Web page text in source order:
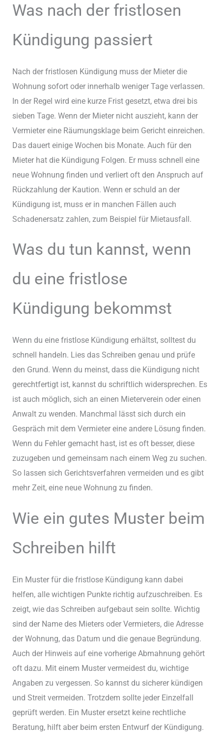
Was nach der fristlosen
Kündigung passiert
Nach der fristlosen Kündigung muss der Mieter die
Wohnung sofort oder innerhalb weniger Tage verlassen.
In der Regel wird eine kurze Frist gesetzt, etwa drei bis
sieben Tage. Wenn der Mieter nicht auszieht, kann der
Vermieter eine Räumungsklage beim Gericht einreichen.
Das dauert einige Wochen bis Monate. Auch für den
Mieter hat die Kündigung Folgen. Er muss schnell eine
neue Wohnung finden und verliert oft den Anspruch auf
Rückzahlung der Kaution. Wenn er schuld an der
Kündigung ist, muss er in manchen Fällen auch
Schadenersatz zahlen, zum Beispiel für Mietausfall.
Was du tun kannst, wenn
du eine fristlose
Kündigung bekommst
Wenn du eine fristlose Kündigung erhältst, solltest du
schnell handeln. Lies das Schreiben genau und prüfe
den Grund. Wenn du meinst, dass die Kündigung nicht
gerechtfertigt ist, kannst du schriftlich widersprechen. Es
ist auch möglich, sich an einen Mieterverein oder einen
Anwalt zu wenden. Manchmal lässt sich durch ein
Gespräch mit dem Vermieter eine andere Lösung finden.
Wenn du Fehler gemacht hast, ist es oft besser, diese
zuzugeben und gemeinsam nach einem Weg zu suchen.
So lassen sich Gerichtsverfahren vermeiden und es gibt
mehr Zeit, eine neue Wohnung zu finden.
Wie ein gutes Muster beim
Schreiben hilft
Ein Muster für die fristlose Kündigung kann dabei
helfen, alle wichtigen Punkte richtig aufzuschreiben. Es
zeigt, wie das Schreiben aufgebaut sein sollte. Wichtig
sind der Name des Mieters oder Vermieters, die Adresse
der Wohnung, das Datum und die genaue Begründung.
Auch der Hinweis auf eine vorherige Abmahnung gehört
oft dazu. Mit einem Muster vermeidest du, wichtige
Angaben zu vergessen. So kannst du sicherer kündigen
und Streit vermeiden. Trotzdem sollte jeder Einzelfall
geprüft werden. Ein Muster ersetzt keine rechtliche
Beratung, hilft aber beim ersten Entwurf der Kündigung.